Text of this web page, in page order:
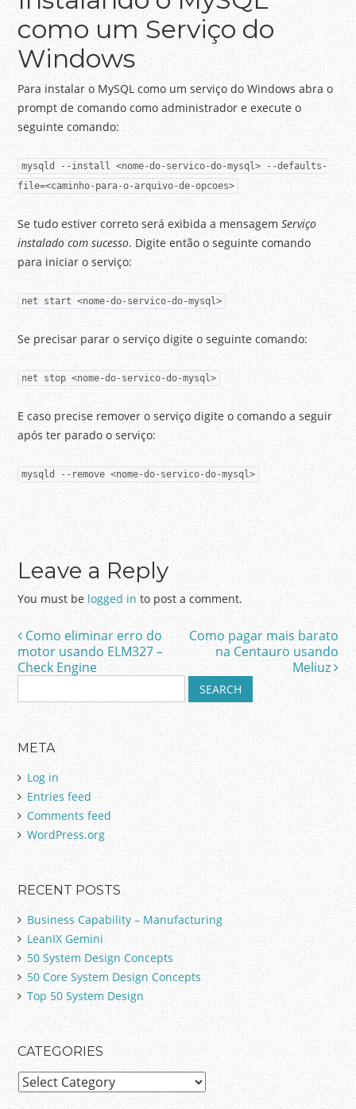
como um Serviço do
Windows
Para instalar o MySQL como um serviço do Windows abra o
prompt de comando como administrador e execute o
seguinte comando:
mysqld --install <nome-do-servico-do-mysql> --defaults-
file=<caminho-para-o-arquivo-de-opcoes>
Se tudo estiver correto será exibida a mensagemServiço
instalado com sucesso. Digite então o seguinte comando
para iniciar o serviço:
net start <nome-do-servico-do-mysql>
Se precisar parar o serviço digite o seguinte comando:
net stop <nome-do-servico-do-mysql>
E caso precise remover o serviço digite o comando a seguir
após ter parado o serviço:
mysqld --remove <nome-do-servico-do-mysql>
Leave a Reply
You must be logged in to post a comment.
Post navigation
Como eliminar erro do
motor usando ELM327 –
Check Engine
Como pagar mais barato
na Centauro usando
Meliuz
e
a
r
c
f
o
r
:
META
Log in
Entries feed
Comments feed
WordPress.org
RECENT POSTS
Business Capability – Manufacturing
LeanIX Gemini
50 System Design Concepts
50 Core System Design Concepts
Top 50 System Design
CATEGORIES
C